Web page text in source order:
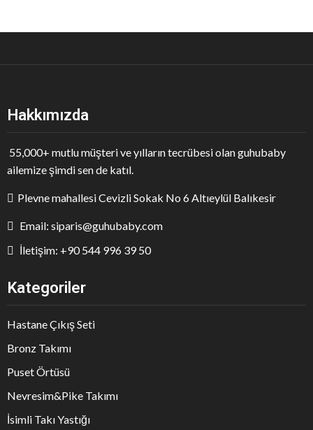
Hakkımızda
55,000+ mutlu müşteri ve yılların tecrübesi olan guhubaby
ailemize şimdi sen de katıl.
Plevne mahallesi Cevizli Sokak No 6 Altıeylül Balıkesir
Email: siparis@guhubaby.com
İletişim: +90 544 996 39 50
Kategoriler
Hastane Çıkış Seti
Bronz Takımı
Puset Örtüsü
Nevresim&Pike Takımı
İsimli Takı Yastığı